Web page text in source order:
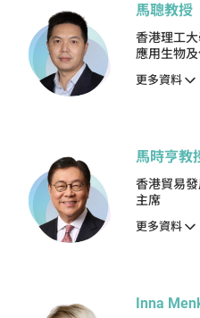
馬聰教授
香港理工
應用生物
更多資料
馬時亨教
香港貿易
主席
更多資料
Inna